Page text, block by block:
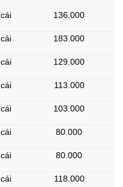
cái 136.000
cái 183.000
cái 129.000
cái 113.000
cái 103.000
cái 80.000
cái 80.000
cái 118.000